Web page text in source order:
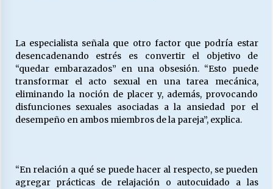
La especialista señala que otro factor que podría estar
desencadenando estrés es convertir el objetivo de
“quedar embarazados” en una obsesión. “Esto puede
transformar el acto sexual en una tarea mecánica,
eliminando la noción de placer y, además, provocando
disfunciones sexuales asociadas a la ansiedad por el
desempeño en ambos miembros de la pareja”, explica.
“En relación a qué se puede hacer al respecto, se pueden
agregar prácticas de relajación o autocuidado a las